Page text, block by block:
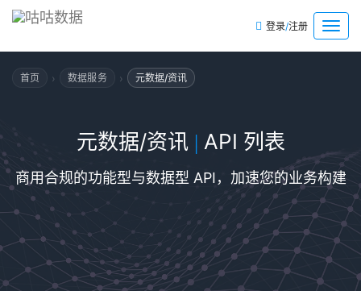
菜
单
登录/注册
首页 › 数据服务 › 元数据/资讯
元数据/资讯 | API 列表
商用合规的功能型与数据型 API，加速您的业务构建